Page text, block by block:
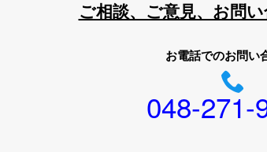
ご相談、ご意見、お問
お電話でのお問い
048-271-